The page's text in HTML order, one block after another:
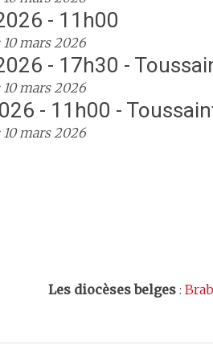
- 11h00
mars 2026
- 17h30 -
mars 2026
- 11h00 -
mars 2026
Les diocèses belges :